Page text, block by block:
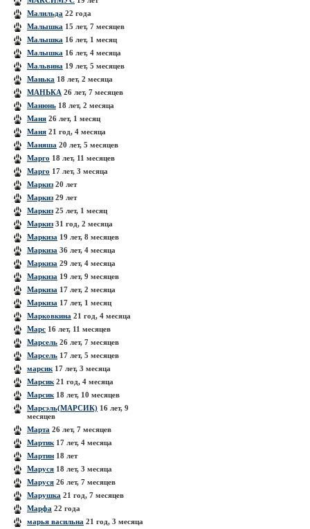
Малильда 22 года
Малышка 15 лет, 7 месяцев
Малышка 16 лет, 1 месяц
Малышка 16 лет, 4 месяца
Мальвина 19 лет, 5 месяцев
Манька 18 лет, 2 месяца
МАНЬКА 26 лет, 7 месяцев
Манюнь 18 лет, 2 месяца
Маня 26 лет, 1 месяц
Маня 21 год, 4 месяца
Маняша 20 лет, 5 месяцев
Марго 18 лет, 11 месяцев
Марго 17 лет, 3 месяца
Маркиз20 лет
Маркиз29 лет
Маркиз25 лет, 1 месяц
Маркиз31 год, 2 месяца
Маркиза 19 лет, 8 месяцев
Маркиза 36 лет, 4 месяца
Маркиза 29 лет, 4 месяца
Маркиза 19 лет, 9 месяцев
Маркиза 17 лет, 2 месяца
Маркиза 17 лет, 1 месяц
Марковкина 21 год, 4 месяца
Марс 16 лет, 11 месяцев
Марсель 26 лет, 7 месяцев
Марсель 17 лет, 5 месяцев
марсик 17 лет, 3 месяца
Марсик 21 год, 4 месяца
Марсик 18 лет, 10 месяцев
Марсэль(МАРСИК) 16 лет, 9
месяцев
Марта 26 лет, 7 месяцев
Мартик 17 лет, 4 месяца
Мартин 18 лет
Маруся 18 лет, 3 месяца
Маруся 26 лет, 7 месяцев
Марушка 21 год, 7 месяцев
Марфа 22 года
марья васильна 21 год, 3 месяца